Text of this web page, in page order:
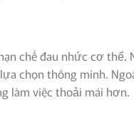
chế đau nhức cơ thể.
chọn thông minh.
làm việc thoải mái hơn.